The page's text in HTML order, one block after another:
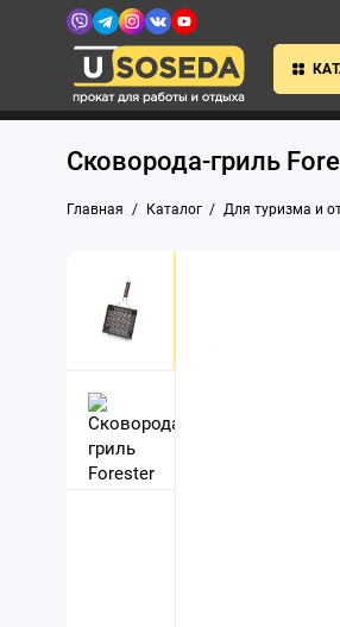
Сковорода-гриль
Главная Каталог Для туризма и